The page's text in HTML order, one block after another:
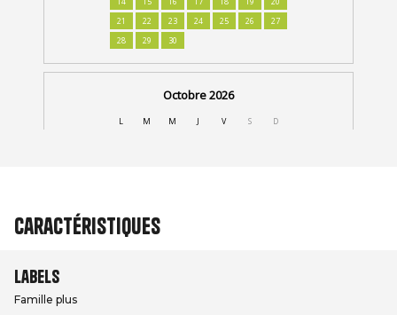
Caractéristiques
Labels
Famille plus